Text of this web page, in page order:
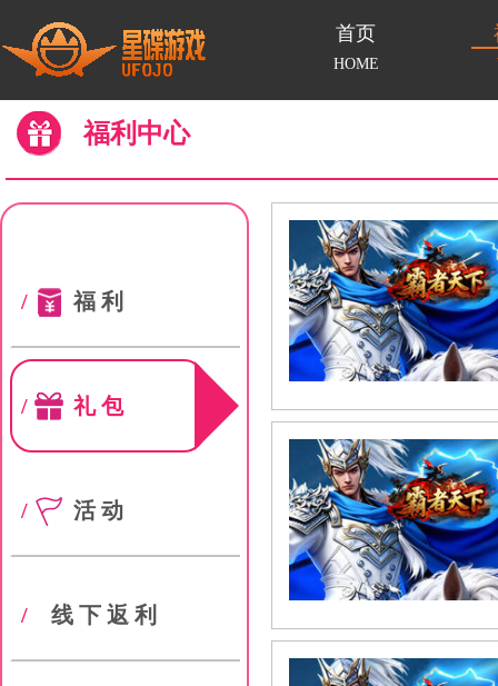
首页
HOME
福利中心
福利
/
礼包
/
活动
/
线下返利
/